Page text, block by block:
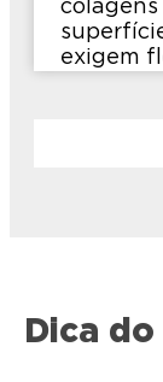
colagens
exigem
Dica